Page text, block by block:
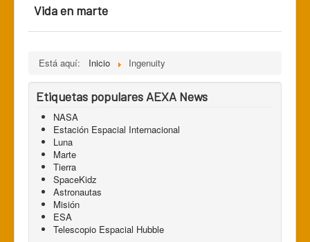
Vida en marte
Está aquí: Inicio Ingenuity
Etiquetas populares AEXA News
NASA
Estación Espacial Internacional
Luna
Marte
Tierra
SpaceKidz
Astronautas
Misión
ESA
Telescopio Espacial Hubble